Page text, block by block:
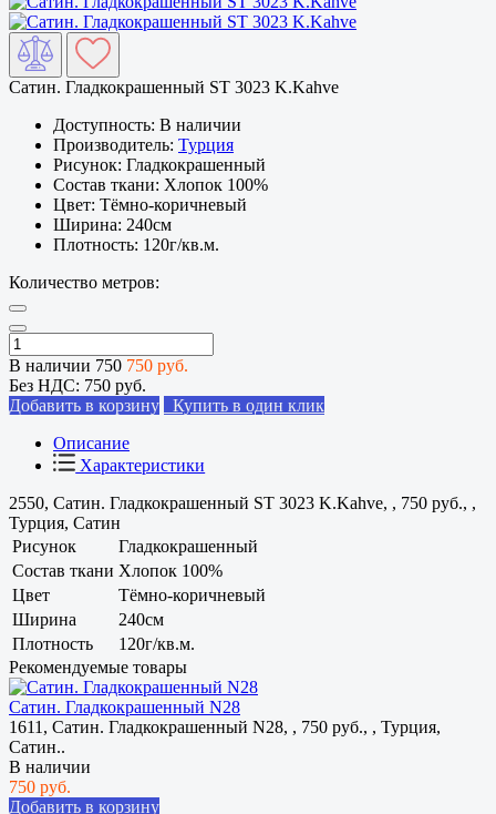
Сатин. Гладкокрашенный ST 3023 K.Kahve
Доступность: В наличии
Производитель: Турция
Рисунок: Гладкокрашенный
Состав ткани: Хлопок 100%
Цвет: Тёмно-коричневый
Ширина: 240см
Плотность: 120г/кв.м.
Количество метров:
В наличии 750 750 руб.
Без НДС: 750 руб.
Добавить в корзину
Купить в один клик
Описание
Характеристики
2550, Сатин. Гладкокрашенный ST 3023 K.Kahve, , 750 руб., ,
Турция, Сатин
Рисунок
Гладкокрашенный
Состав ткани Хлопок 100%
Цвет
Тёмно-коричневый
Ширина
240см
Плотность
120г/кв.м.
Рекомендуемые товары
Сатин. Гладкокрашенный N28
1611, Сатин. Гладкокрашенный N28, , 750 руб., , Турция,
Сатин..
В наличии
750 руб.
Добавить в корзину